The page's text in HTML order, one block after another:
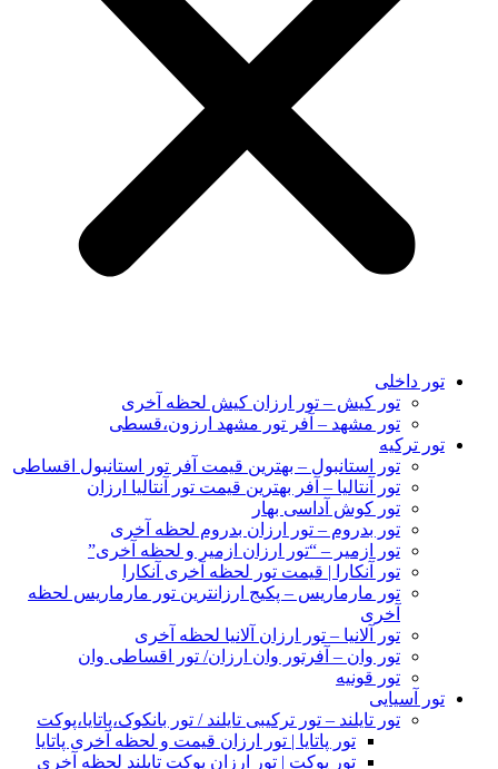
تور داخلی
تور کیش – تور ارزان کیش لحظه آخری
تور مشهد – آفر تور مشهد ارزون،قسطی
تور ترکیه
تور استانبول – بهترین قیمت آفر تور استانبول اقساطی
تور آنتالیا – آفر بهترین قیمت تور آنتالیا ارزان
تور کوش آداسی بهار
تور بدروم – تور ارزان بدروم لحظه آخری
تور ازمیر – “تور ارزان ازمیر و لحظه آخری”
تور آنکارا | قیمت تور لحظه آخری آنکارا
تور مارماریس – پکیج ارزانترین تور مارماریس لحظه
آخری
تور آلانیا – تور ارزان آلانیا لحظه آخری
تور وان – آفرتور وان ارزان/ تور اقساطی وان
تور قونیه
تور آسیایی
تور تایلند – تور ترکیبی تایلند / تور بانکوک،پاتایا،پوکت
تور پاتایا | تور ارزان قیمت و لحظه آخری پاتایا
تور پوکت | تور ارزان پوکت تایلند لحظه آخری